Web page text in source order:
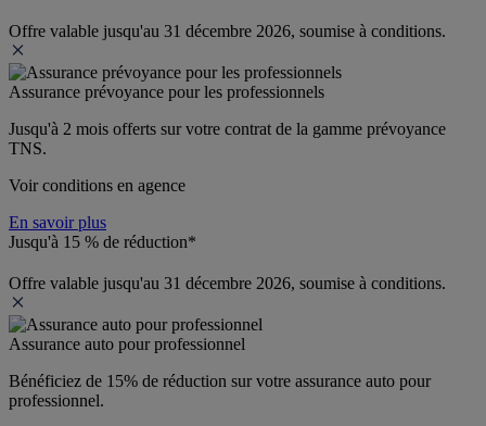
Offre valable jusqu'au 31 décembre 2026, soumise à conditions.
Assurance prévoyance pour les professionnels
Jusqu'à 2 mois offerts sur votre contrat de la gamme prévoyance
TNS.
Voir conditions en agence
En savoir plus
Jusqu'à 15 % de réduction*
Offre valable jusqu'au 31 décembre 2026, soumise à conditions.
Assurance auto pour professionnel
Bénéficiez de 15% de réduction sur votre assurance auto pour
professionnel.